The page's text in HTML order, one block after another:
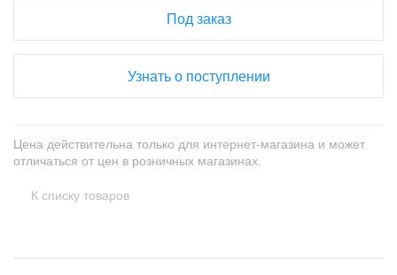
Под заказ
Узнать о поступлении
Цена действительна только для интернет-магазина и может
отличаться от цен в розничных магазинах.
К списку товаров